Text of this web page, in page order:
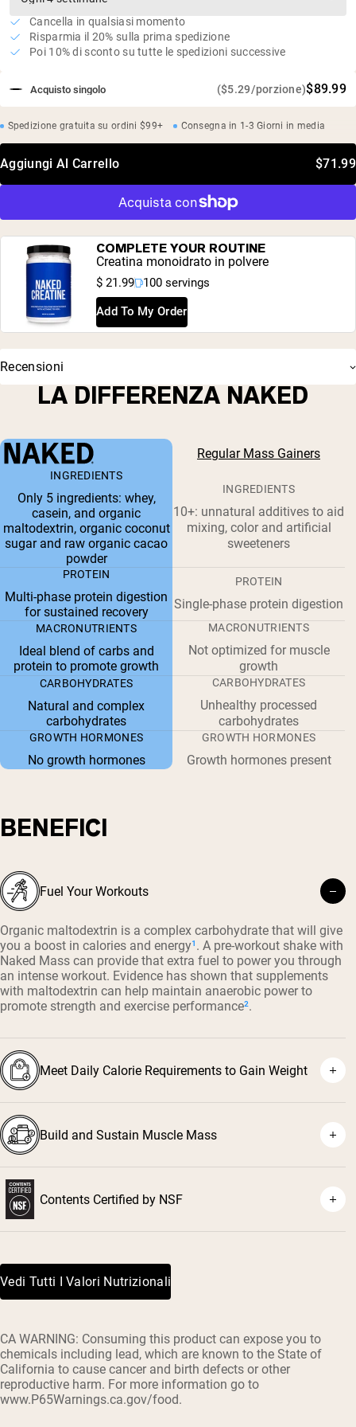
Acquisto singolo ($5.29/porzione)$89.99
Cancella in qualsiasi momento
Risparmia il 20% sulla prima spedizione
Poi 10% di sconto su tutte le spedizioni successive
Spedizione gratuita su ordini $99+ Consegna in 1-3 Giorni in media
Aggiungi Al Carrello $71.99
COMPLETE YOUR ROUTINE
Creatina monoidrato in polvere
$ 21.99 100 servings
Add To My Order
Recensioni
LA DIFFERENZA NAKED
Regular Mass Gainers
INGREDIENTS
Only 5 ingredients: whey,
casein, and organic
maltodextrin, organic coconut
sugar and raw organic cacao
powder
INGREDIENTS
10+: unnatural additives to aid
mixing, color and artificial
sweeteners
PROTEIN
Multi-phase protein digestion
for sustained recovery
PROTEIN
Single-phase protein digestion
MACRONUTRIENTS
Ideal blend of carbs and
protein to promote growth
MACRONUTRIENTS
Not optimized for muscle
growth
CARBOHYDRATES
Natural and complex
carbohydrates
CARBOHYDRATES
Unhealthy processed
carbohydrates
GROWTH HORMONES
No growth hormones
GROWTH HORMONES
Growth hormones present
BENEFICI
Fuel Your Workouts
Organic maltodextrin is a complex carbohydrate that will give
you a boost in calories and energy¹. A pre-workout shake with
Naked Mass can provide that extra fuel to power you through
an intense workout. Evidence has shown that supplements
with maltodextrin can help maintain anaerobic power to
promote strength and exercise performance².
Meet Daily Calorie Requirements to Gain Weight
Build and Sustain Muscle Mass
Contents Certified by NSF
Vedi Tutti I Valori Nutrizionali
CA WARNING: Consuming this product can expose you to
chemicals including lead, which are known to the State of
California to cause cancer and birth defects or other
reproductive harm. For more information go to
www.P65Warnings.ca.gov/food.